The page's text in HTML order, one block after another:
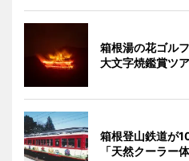
箱根湯の花ゴル
大文字焼鑑賞ツ
箱根登山鉄道が
「天然クーラ